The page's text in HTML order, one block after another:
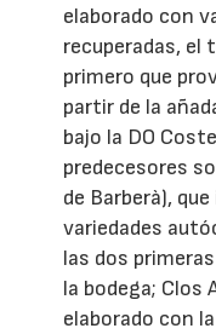
elaborado con
recuperadas, el
primero que
partir de la
bajo la DO
predecesores
de Barberà),
variedades
las dos
la bodega; Clos
elaborado con